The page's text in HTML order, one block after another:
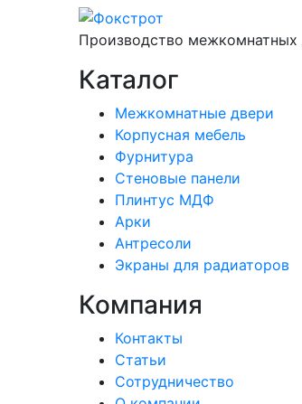
Производство межкомнатных
Каталог
Межкомнатные двери
Корпусная мебель
Фурнитура
Стеновые панели
Плинтус МДФ
Арки
Антресоли
Экраны для радиаторов
Компания
Контакты
Статьи
Сотрудничество